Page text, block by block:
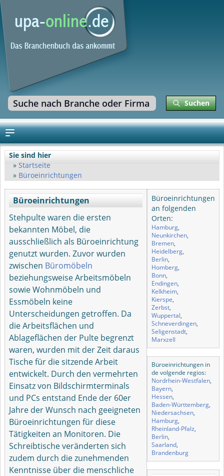
Suchen
Sie sind hier
Startseite
Büroeinrichtungen
Büroeinrichtungen
Stehpulte waren die ersten
bekannten Möbel, die
ausschließlich als Büroeinrichtung
genutzt wurden. Zuvor wurden
zwischen Büromöbeln
beziehungsweise Arbeitsmöbeln
sowie Wohnmöbeln und
Essmöbeln keine
Unterscheidungen getroffen. Da
die Arbeitsflächen und
Ablageflächen der Pulte begrenzt
waren, wurden mit der Zeit daraus
Tische für die sitzende Arbeit
entwickelt. Durch den vermehrten
Einsatz von Bildschirmterminals
und PCs entstand Ende der 60er
Jahre der Wunsch nach geeigneten
Büroeinrichtungen für diese
Tätigkeiten an Monitoren. Die
Schreibtische veränderten sich
zudem durch die zunehmenden
Kenntnisse über die menschliche
Büroeinrichtungen
an folgenden
Orten:
Hamburg,
Neunkirchen,
Bremen,
Heidelberg,
Berlin,
Homberg,
Bonn,
Endingen,
Kelkheim,
Kierspe,
Zerbst,
Wuppertal,
Schneverdingen,
Seligenstadt,
Marxzell
Büroeinrichtungen in
de volgende regios:
Nordrhein-Westfalen,
Bayern,
Hessen,
Baden-Württemberg,
Niedersachsen,
Hamburg,
Rheinland-Pfalz,
Berlin,
Saarland,
Brandenburg